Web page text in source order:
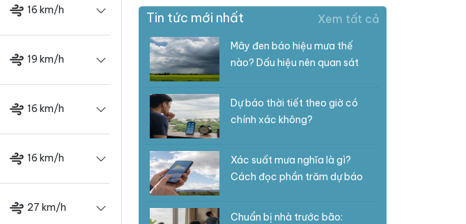
16 km/h
19 km/h
16 km/h
16 km/h
27 km/h
Tin tức mới nhất Xem tất cả
Mây đen báo hiệu mưa thế
nào? Dấu hiệu nên quan sát
Dự báo thời tiết theo giờ có
chính xác không?
Xác suất mưa nghĩa là gì?
Cách đọc phần trăm dự báo
Chuẩn bị nhà trước bão: